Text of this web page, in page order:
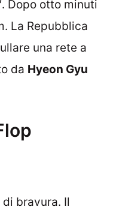
Dopo otto minuti
La Repubblica
una rete a
da Hyeon Gyu
bravura. Il